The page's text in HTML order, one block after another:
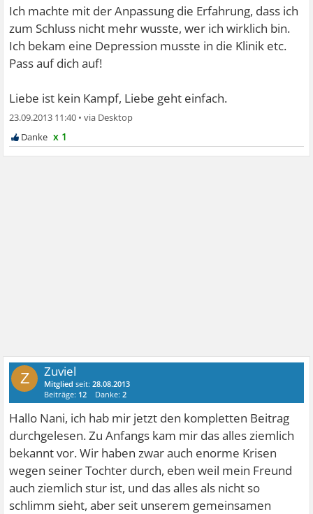
Ich machte mit der Anpassung die Erfahrung, dass ich
zum Schluss nicht mehr wusste, wer ich wirklich bin.
Ich bekam eine Depression musste in die Klinik etc.
Pass auf dich auf!
Liebe ist kein Kampf, Liebe geht einfach.
23.09.2013 11:40 •
x 1
Z Zuviel
Mitglied seit:28.08.2013
Beiträge: 12 Danke:2
Hallo Nani, ich hab mir jetzt den kompletten Beitrag
durchgelesen. Zu Anfangs kam mir das alles ziemlich
bekannt vor. Wir haben zwar auch enorme Krisen
wegen seiner Tochter durch, eben weil mein Freund
auch ziemlich stur ist, und das alles als nicht so
schlimm sieht, aber seit unserem gemeinsamen